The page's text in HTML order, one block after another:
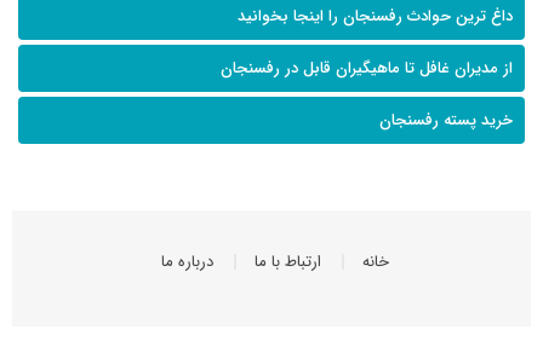
داغ ترین حوادث رفسنجان را اینجا بخوانید
از مدیران غافل تا ماهیگیران قابل در رفسنجان
خرید پسته رفسنجان
خانه ارتباط با ما درباره ما